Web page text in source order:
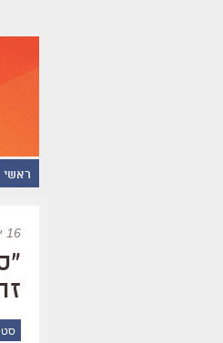
ראשי
16 יולי 2019 | 22:39